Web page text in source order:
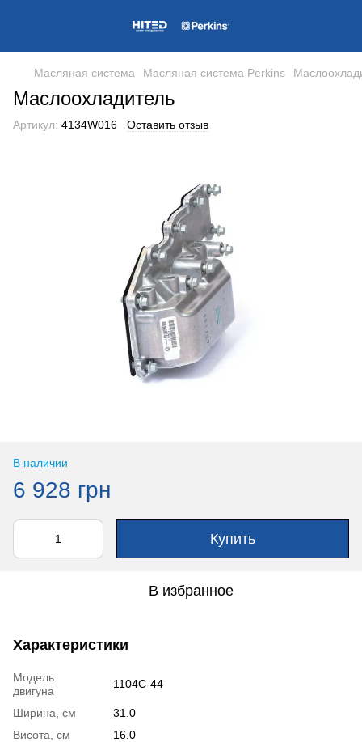
Масляная система Масляная система Perkins
Маслоохладитель
Артикул: 4134W016 Оставить отзыв
В наличии
6 928 грн
Купить
В избранное
Характеристики
Модель
двигуна
1104C-44
Ширина, см
31.0
Висота, см
16.0